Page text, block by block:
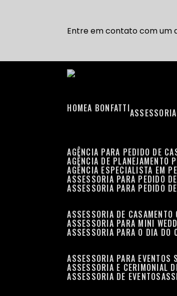
Entre em contato com um
HOME A BONFATTI
AGÊNCIA PARA PEDIDO DE
AGÊNCIA DE PLANEJAMENTO
AGÊNCIA ESPECIALISTA EM
ASSESSORIA PARA PEDIDO
ASSESSORIA PARA PEDIDO
ASSESSORIA DE
ASSESSORIA PARA MINI
ASSESSORIA PARA O DIA DO
ASSESSORIA PARA
ASSESSORIA E CERIMONIAL
ASSESSORIA DE EVENTOS